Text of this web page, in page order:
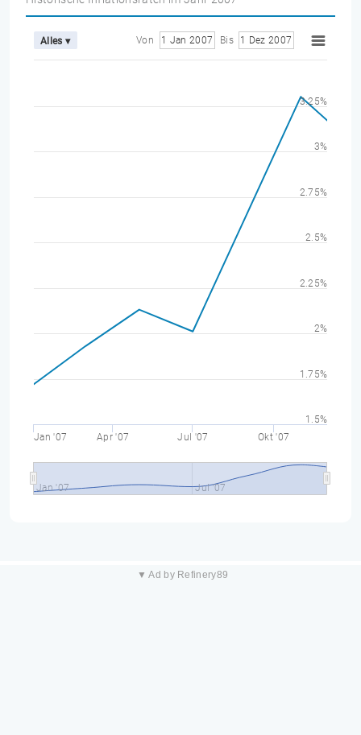
Alles ▾ Von 1 Jan 2007 Bis 1 Dez 2007
Jan '07 Apr '07 Jul '07 Okt '07
Jan '07 Jul '07
1.5%
1.75%
2%
2.25%
2.5%
2.75%
3%
3.25%
▼ Ad by Refinery89